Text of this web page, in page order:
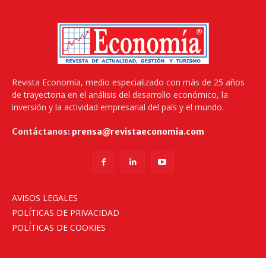
Revista Economía, medio especializado con más de 25 años
de trayectoria en el análisis del desarrollo económico, la
inversión y la actividad empresarial del país y el mundo.
Contáctanos: prensa@revistaeconomia.com
AVISOS LEGALES
POLÍTICAS DE PRIVACIDAD
POLÍTICAS DE COOKIES